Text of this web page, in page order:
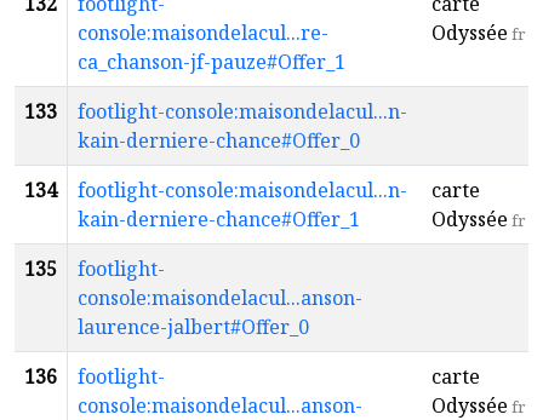
console:maisondelacul...re-
ca_chanson-jf-pauze#Offer_1
Odyssée fr
133
footlight-console:maisondelacul...n-
kain-derniere-chance#Offer_0
134
footlight-console:maisondelacul...n-
kain-derniere-chance#Offer_1
carte
Odyssée fr
135
footlight-
console:maisondelacul...anson-
laurence-jalbert#Offer_0
136
footlight-
console:maisondelacul...anson-
carte
Odyssée fr